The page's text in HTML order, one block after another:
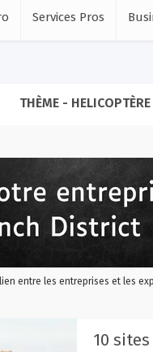
Services Pros
THÈME - HELICOPTÈRE
entre les entreprises et les
10